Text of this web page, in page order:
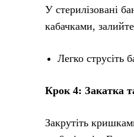
У стерилізовані
кабачками,
Легко струсіть
Крок 4: Закатка
Закрутіть